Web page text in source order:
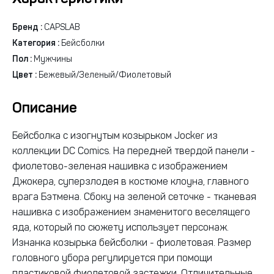
Бренд : CAPSLAB
Категория : Бейсболки
Пол : Мужчины
Цвет : Бежевый/Зеленый/Фиолетовый
Описание
Бейсболка с изогнутым козырьком Jocker из
коллекции DC Comics. На передней твердой панели -
фиолетово-зеленая нашивка с изображением
Джокера, суперзлодея в костюме клоуна, главного
врага Бэтмена. Сбоку на зеленой сеточке - тканевая
нашивка с изображением знаменитого веселящего
яда, который по сюжету использует персонаж.
Изнанка козырька бейсболки - фиолетовая. Размер
головного убора регулируется при помощи